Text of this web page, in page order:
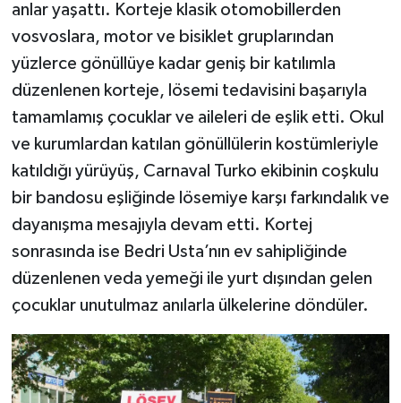
anlar yaşattı. Korteje klasik otomobillerden
vosvoslara, motor ve bisiklet gruplarından
yüzlerce gönüllüye kadar geniş bir katılımla
düzenlenen korteje, lösemi tedavisini başarıyla
tamamlamış çocuklar ve aileleri de eşlik etti. Okul
ve kurumlardan katılan gönüllülerin kostümleriyle
katıldığı yürüyüş, Carnaval Turko ekibinin coşkulu
bir bandosu eşliğinde lösemiye karşı farkındalık ve
dayanışma mesajıyla devam etti. Kortej
sonrasında ise Bedri Usta’nın ev sahipliğinde
düzenlenen veda yemeği ile yurt dışından gelen
çocuklar unutulmaz anılarla ülkelerine döndüler.